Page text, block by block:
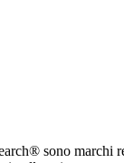
sono marchi